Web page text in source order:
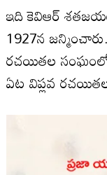
ఇది కెవిఆర్
1927న
రచయితల సంఘంలో
ఏట విప్లవ